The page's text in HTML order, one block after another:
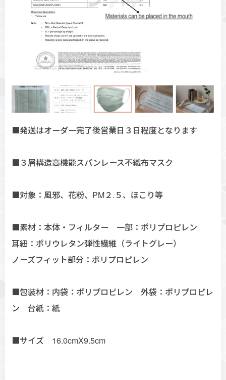
■発送はオーダー完了後営業日３日程度となります
■３層構造高機能スパンレース不織布マスク
■対象：風邪、花粉、PM２.５、ほこり等
■素材：本体・フィルター 一部：ポリプロピレン
耳紐：ポリウレタン弾性繊維（ライトグレー）
ノーズフィット部分：ポリプロピレン
■包装材：内袋：ポリプロピレン 外袋：ポリプロピレ
ン 台紙：紙
■サイズ 16.0cmX9.5cm